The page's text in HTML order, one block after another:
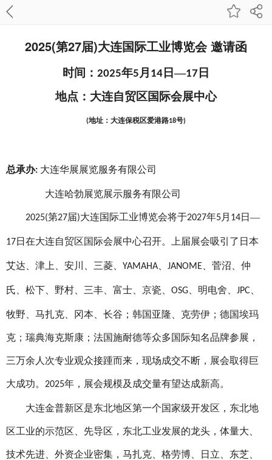
2025(第27届)大连国际工业博览会 邀请函
时间： 2025年5 月 14 日—17 日
地点：大连自贸区国际会展中心
(地址：大连保税区爱港路18号)
总承办: 大连华展展览服务有限公司
大连哈勃展览展示服务有限公司
2025(第27届)大连国际工业博览会将于2027年5月 14日—
17日在大连自贸区国际会展中心召开。上届展会吸引了日本
艾达、津上、安川、三菱、 YAMAHA JANOME 、菅沼、仲
氏、松下、野村、三丰、富士、京瓷、 OSG 、明电舍、 JPC
牧野、马扎克、冈本、长谷；韩国亚隆、克劳伊；德国埃玛
克；瑞典海克斯康；法国施耐德等众多国际知名品牌参展，
三万余人次专业观众接踵而来，现场成交不断，展会取得巨
大成功。 2025年，展会规模及成交量有望达成新高。
大连金普新区是东北地区第一个国家级开发区，东北地
区工业的示范区、先导区，东北工业发展的龙头，体量大、
技术先进、外资企业密集，马扎克、格劳博、日立、东芝、